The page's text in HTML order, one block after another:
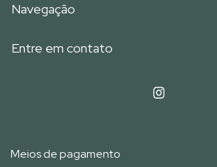
Navegação
Entre em contato
Meios de pagamento